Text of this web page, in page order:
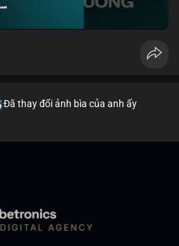
Đã thay đổi ảnh bìa của anh ấy